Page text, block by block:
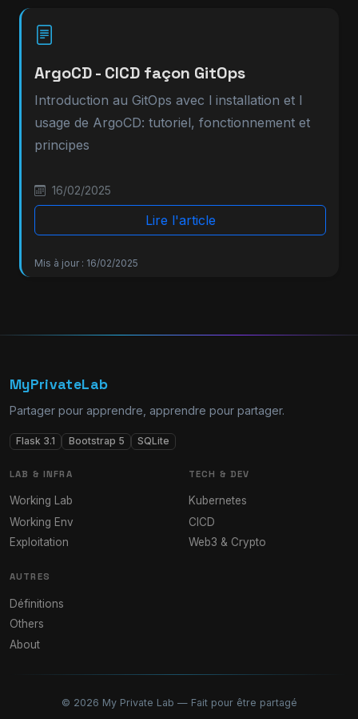
ArgoCD - CICD façon GitOps
Introduction au GitOps avec l installation et l
usage de ArgoCD: tutoriel, fonctionnement et
principes
16/02/2025
Lire l'article
Mis à jour : 16/02/2025
MyPrivateLab
Partager pour apprendre, apprendre pour partager.
Flask 3.1 Bootstrap 5 SQLite
LAB & INFRA
Working Lab
Working Env
Exploitation
TECH & DEV
Kubernetes
CICD
Web3 & Crypto
AUTRES
Définitions
Others
About
© 2026 My Private Lab — Fait pour être partagé